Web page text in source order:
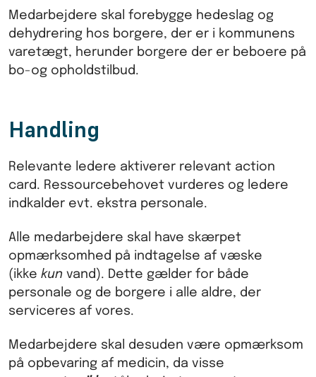
Medarbejdere skal forebygge hedeslag og
dehydrering hos borgere, der er i kommunens
varetægt, herunder borgere der er beboere på
bo-og opholdstilbud.
Handling
Relevante ledere aktiverer relevant action
card. Ressourcebehovet vurderes og ledere
indkalder evt. ekstra personale.
Alle medarbejdere skal have skærpet
opmærksomhed på indtagelse af væske
(ikke kun vand). Dette gælder for både
personale og de borgere i alle aldre, der
serviceres af vores.
Medarbejdere skal desuden være opmærksom
på opbevaring af medicin, da visse